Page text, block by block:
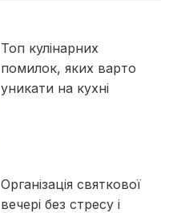
Топ кулінарних
помилок, яких варто
уникати на кухні
Організація святкової
вечері без стресу і